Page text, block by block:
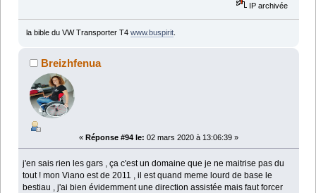
IP archivée
la bible du VW Transporter T4 www.buspirit.
Breizhfenua
« Réponse #94 le: 02 mars 2020 à 13:06:39 »
j'en sais rien les gars , ça c'est un domaine que je ne maitrise pas du
tout ! mon Viano est de 2011 , il est quand meme lourd de base le
bestiau , j'ai bien évidemment une direction assistée mais faut forcer